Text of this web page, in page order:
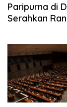
Paripurna di
Serahkan